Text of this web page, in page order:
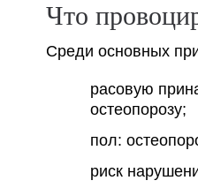
Что
Среди основных
расовую
остеопорозу;
пол:
риск